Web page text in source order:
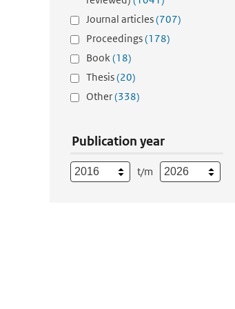
Journal articles(707)
Proceedings(178)
Book(18)
Thesis(20)
Other(338)
Publication year
t/m